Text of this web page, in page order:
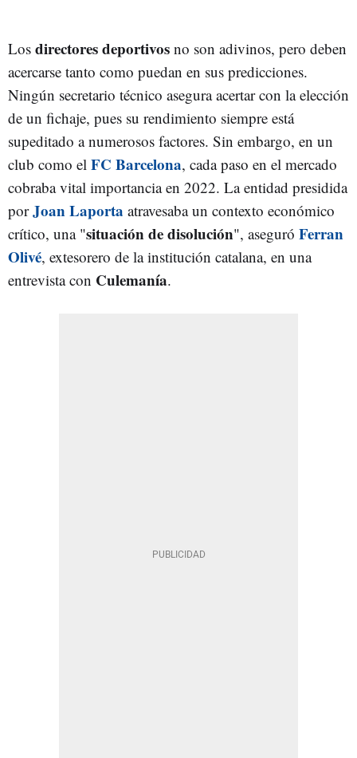
Los directores deportivos no son adivinos, pero deben
acercarse tanto como puedan en sus predicciones.
Ningún secretario técnico asegura acertar con la elección
de un fichaje, pues su rendimiento siempre está
supeditado a numerosos factores. Sin embargo, en un
club como el FC Barcelona, cada paso en el mercado
cobraba vital importancia en 2022. La entidad presidida
por Joan Laporta atravesaba un contexto económico
crítico, una "situación de disolución", aseguró Ferran
Olivé, extesorero de la institución catalana, en una
entrevista con Culemanía.